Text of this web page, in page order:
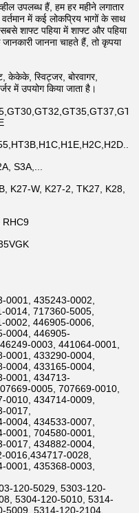
उपलब्ध हैं, हम हर महीने लगातार
में कई लोकप्रिय भागों के साथ
शाफ्ट पहिया में शाफ्ट और पहिया
जानना चाहते हैं, तो कृपया
केकेके, स्विट्जर, बोरवागर,
में उपयोग किया जाता है।
S3A,...
K27-W, K27-2, TK27, K28,
RHC9
0001, 435243-0002,
0014, 717360-5005,
0002, 446905-0006,
0004, 446905-
0003, 441064-0001,
0001, 433290-0004,
0004, 433165-0004,
0001, 434713-
0005, 707669-0010,
0010, 434714-0009,
0017,
0004, 434533-0007,
704580-0001,
0017, 434882-0004,
0016,434717-0028,
0001, 435368-0003,
120-5029, 5303-120-
5304-120-5010, 5314-
5009, 5314-120-2104,